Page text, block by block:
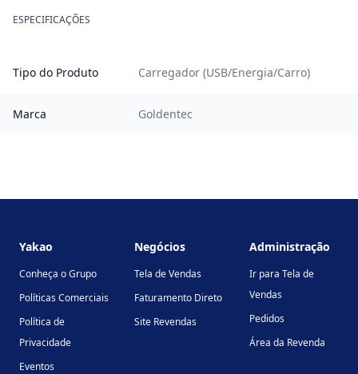
ESPECIFICAÇÕES
Tipo do Produto Carregador (USB/Energia/Carro)
Marca Goldentec
Yakao
Conheça o Grupo
Políticas Comerciais
Política de
Privacidade
Eventos
Negócios
Tela de Vendas
Faturamento Direto
Site Revendas
Administração
Ir para Tela de
Vendas
Pedidos
Área da Revenda